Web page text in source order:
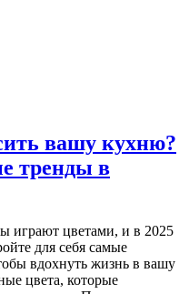
вашу кухню?
тренды в
играют цветами, и в 2025
для себя самые
вдохнуть жизнь в вашу
цвета, которые